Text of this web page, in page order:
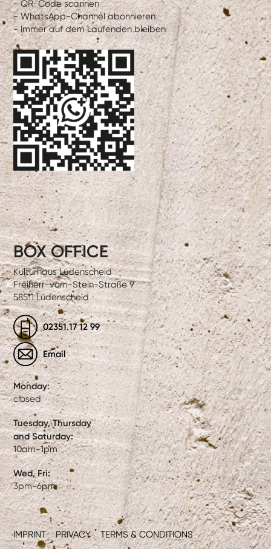
- QR-Code scannen
- WhatsApp-Channel abonnieren
- Immer auf dem Laufenden bleiben
IMPRINT PRIVACY TERMS & CONDITIONS
BOX OFFICE
Kulturhaus Lüdenscheid
Freiherr-vom-Stein-Straße 9
58511 Lüdenscheid
02351.17 12 99
Email
Monday:
closed
Tuesday, Thursday
and Saturday:
10am-1pm
Wed, Fri:
3pm-6pm